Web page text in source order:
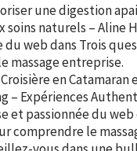
une digestion
soins naturels – Aline
du webdans Trois
massage entreprise.
en Catamaran
– Expériences
et passionnée du web
comprendre le